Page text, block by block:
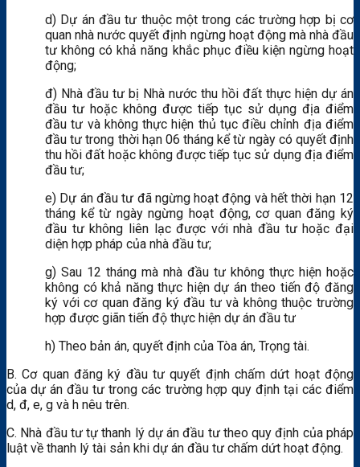
d) Dự án đầu tư thuộc một trong các trường hợp bị cơ
quan nhà nước quyết định ngừng hoạt động mà nhà đầu
tư không có khả năng khắc phục điều kiện ngừng hoạt
động;
đ) Nhà đầu tư bị Nhà nước thu hồi đất thực hiện dự án
đầu tư hoặc không được tiếp tục sử dụng địa điểm
đầu tư và không thực hiện thủ tục điều chỉnh địa điểm
đầu tư trong thời hạn 06 tháng kể từ ngày có quyết định
thu hồi đất hoặc không được tiếp tục sử dụng địa điểm
đầu tư;
e) Dự án đầu tư đã ngừng hoạt động và hết thời hạn 12
tháng kể từ ngày ngừng hoạt động, cơ quan đăng ký
đầu tư không liên lạc được với nhà đầu tư hoặc đại
diện hợp pháp của nhà đầu tư;
g) Sau 12 tháng mà nhà đầu tư không thực hiện hoặc
không có khả năng thực hiện dự án theo tiến độ đăng
ký với cơ quan đăng ký đầu tư và không thuộc trường
hợp được giãn tiến độ thực hiện dự án đầu tư
h) Theo bản án, quyết định của Tòa án, Trọng tài.
B. Cơ quan đăng ký đầu tư quyết định chấm dứt hoạt động
của dự án đầu tư trong các trường hợp quy định tại các điểm
d, đ, e, g và h nêu trên.
C. Nhà đầu tư tự thanh lý dự án đầu tư theo quy định của pháp
luật về thanh lý tài sản khi dự án đầu tư chấm dứt hoạt động.